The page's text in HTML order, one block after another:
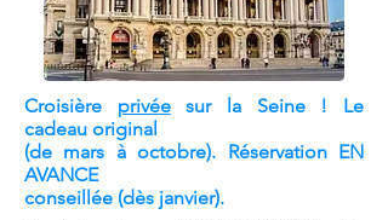
Croisière privéesur la Seine ! Le
cadeau original
(de mars à octobre). Réservation EN
AVANCE
conseillée (dès janvier).